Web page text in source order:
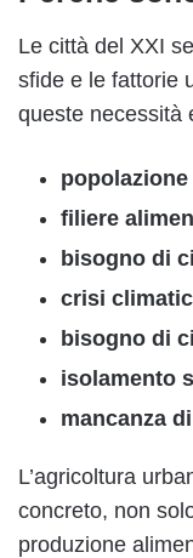
Le città del XXI
sfide e le fattorie
queste necessità
filiere
bisogno di
crisi
bisogno di
isolamento
mancanza
L’agricoltura
concreto, non
produzione